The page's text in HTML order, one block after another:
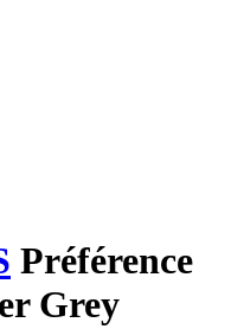
Préférence
Grey